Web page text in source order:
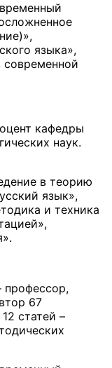
языка»,
современной
кафедры
наук.
в теорию
язык»,
и техника
профессор,
67
статей –